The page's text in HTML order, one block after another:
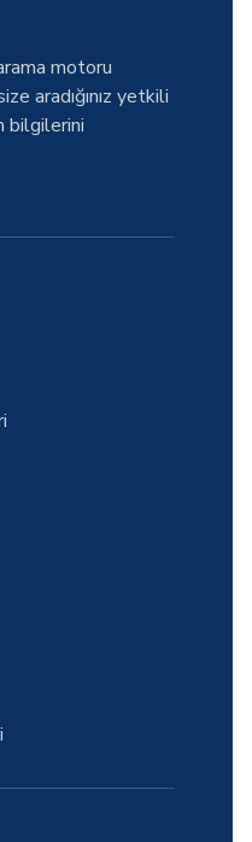
motoru
aradığınız yetkili
bilgilerini